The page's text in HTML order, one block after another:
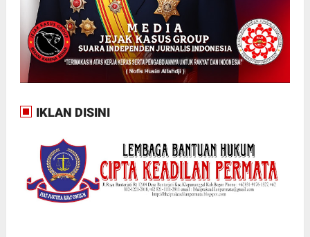
IKLAN DISINI